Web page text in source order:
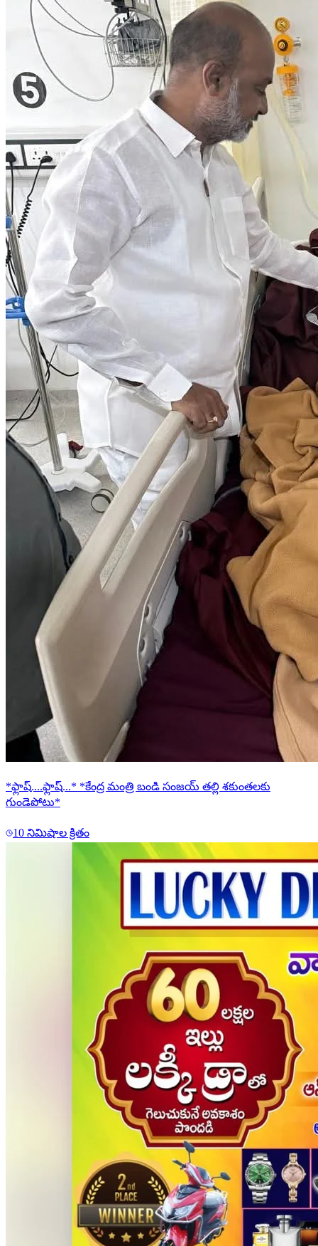
*ఫ్లాష్....ఫ్లాష్...* *కేంద్ర మంత్రి బండి సంజయ్ తల్లి శకుంతలకు
గుండెపోటు*
10 నిమిషాల క్రితం